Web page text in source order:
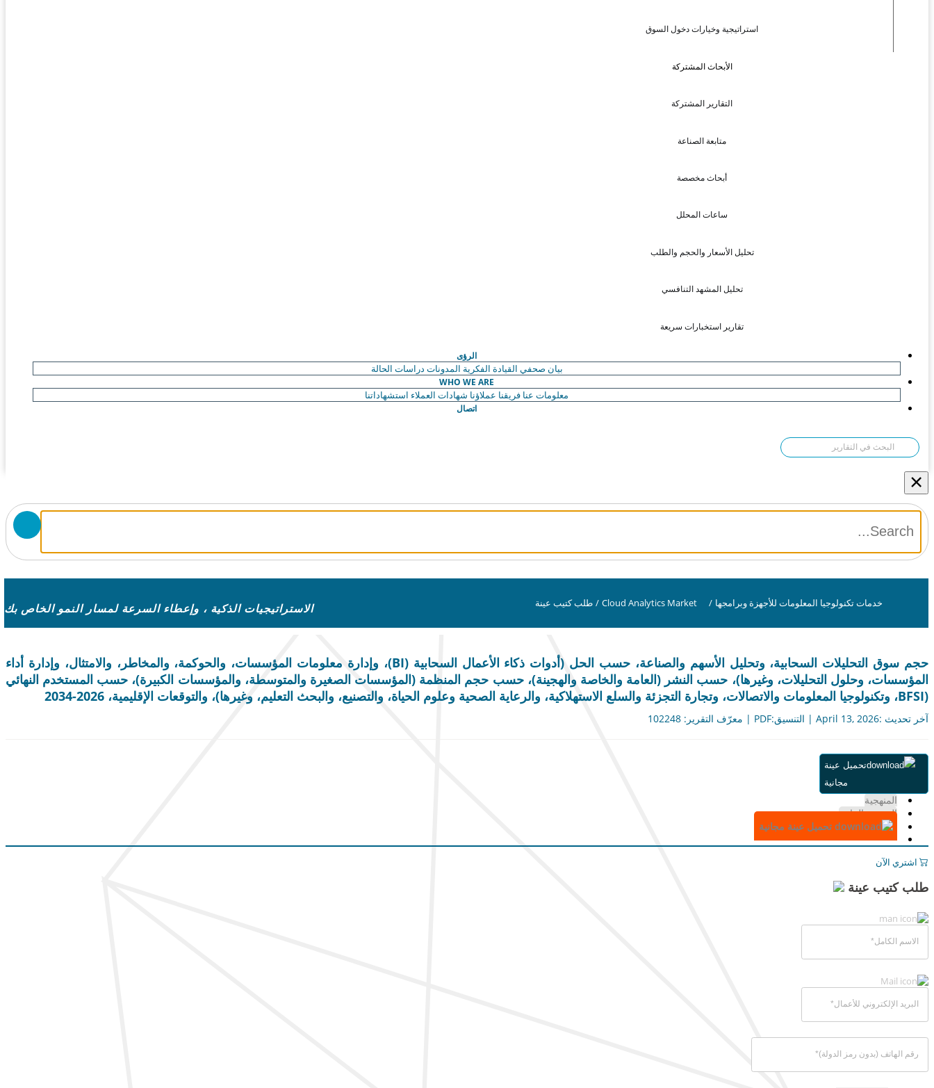
استراتيجية وخيارات دخول السوق
الأبحاث المشتركة
التقارير المشتركة
متابعة الصناعة
أبحاث مخصصة
ساعات المحلل
تحليل الأسعار والحجم والطلب
تحليل المشهد التنافسي
تقارير استخبارات سريعة
الرؤى
بيان صحفي القيادة الفكرية المدونات دراسات الحالة
WHO WE ARE
معلومات عنا فريقنا عملاؤنا شهادات العملاء استشهاداتنا
اتصال
×
خدمات تكنولوجيا المعلومات للأجهزة وبرامجها /
Cloud Analytics Market
/ طلب كتيب عينة الاستراتيجيات الذكية ، وإعطاء السرعة لمسار النمو الخاص بك
حجم سوق التحليلات السحابية، وتحليل الأسهم والصناعة، حسب الحل (أدوات ذكاء الأعمال السحابية (BI)، وإدارة معلومات المؤسسات، والحوكمة، والمخاطر، والامتثال، وإدارة أداء
المؤسسات، وحلول التحليلات، وغيرها)، حسب النشر (العامة والخاصة والهجينة)، حسب حجم المنظمة (المؤسسات الصغيرة والمتوسطة، والمؤسسات الكبيرة)، حسب المستخدم النهائي
(BFSI، وتكنولوجيا المعلومات والاتصالات، وتجارة التجزئة والسلع الاستهلاكية، والرعاية الصحية وعلوم الحياة، والتصنيع، والبحث التعليم، وغيرها)، والتوقعات الإقليمية، 2026-2034
آخر تحديث :April 13, 2026 | التنسيق:PDF | معرّف التقرير: 102248
ملخص
جدول المحتويات
المنهجية
الرسوم البيانية
تحميل عينة مجانية
تحميل عينة
مجانية
اشتري الآن
طلب كتيب عينة